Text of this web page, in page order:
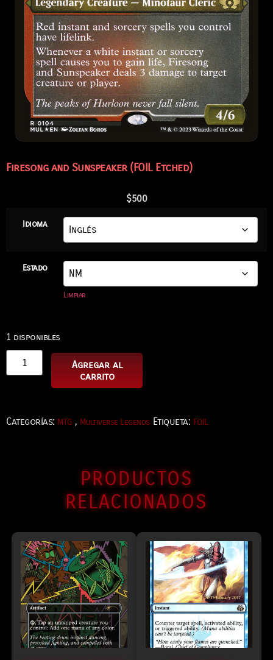
Firesong and Sunspeaker (FOIL Etched)
$500
Idioma
Estado
Limpiar
1 disponibles
Agregar al
carrito
Categorías: MTG , Multiverse Legends Etiqueta: FOIL
PRODUCTOS
RELACIONADOS